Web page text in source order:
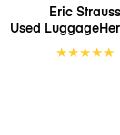
Eric Strauss
Used
★★★★★